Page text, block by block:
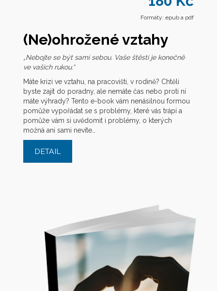
Formáty: epub a pdf
(Ne)ohrožené vztahy
„Nebojte se být sami sebou. Vaše štěstí je konečně
ve vašich rukou.“
Máte krizi ve vztahu, na pracovišti, v rodině? Chtěli
byste zajít do poradny, ale nemáte čas nebo proti ní
máte výhrady? Tento e-book vám nenásilnou formou
pomůže vypořádat se s problémy, které vás trápí a
pomůže vám si uvědomit i problémy, o kterých
možná ani sami nevíte…
DETAIL